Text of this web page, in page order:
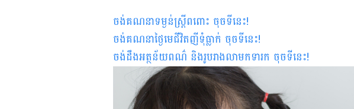
ចង់គណនាទម្ងន់ស្រ្តីពពោះ ចុចទីនេះ!
ចង់គណនាថ្ងៃមេជីវិតញីទុំធ្លាក់ ចុចទីនេះ!
ចង់ដឹងអត្ថន័យពណ៌ និងរូបរាងលាមកទារក ចុចទីនេះ!